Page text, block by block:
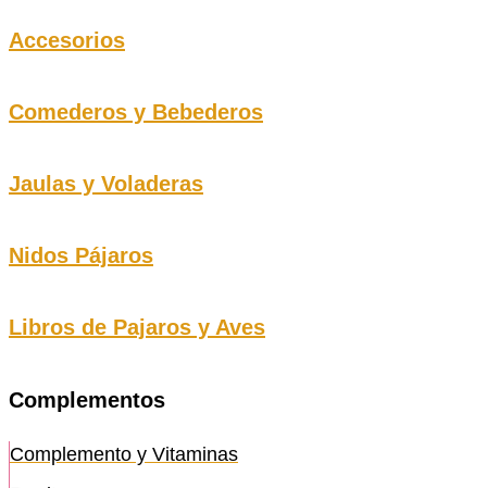
Accesorios
Comederos y Bebederos
Jaulas y Voladeras
Nidos Pájaros
Libros de Pajaros y Aves
Complementos
Complemento y Vitaminas